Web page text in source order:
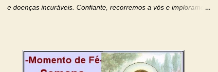
e doenças incuráveis. Confiante, recorremos a vós e imploramos
Queremos sempre lembrar-nos deste favor, da vossa intercessão
e invocar-vos como nosso patrono, para maior glória de Deus e o